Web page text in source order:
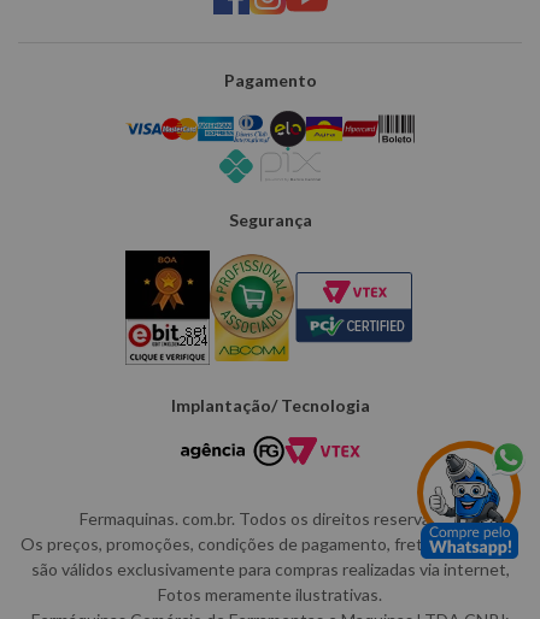
Pagamento
Segurança
Implantação/ Tecnologia
Fermaquinas. com.br. Todos os direitos reservados.
Os preços, promoções, condições de pagamento, frete e produtos
são válidos exclusivamente para compras realizadas via internet,
Fotos meramente ilustrativas.